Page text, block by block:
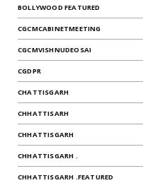
BOLLYWOOD FEATURED
CGCMCABINETMEETING
CGCMVISHNUDEOSAI
CGDPR
CHATTISGARH
CHHATTISARH
CHHATTISGARH
CHHATTISGARH .
CHHATTISGARH .FEATURED